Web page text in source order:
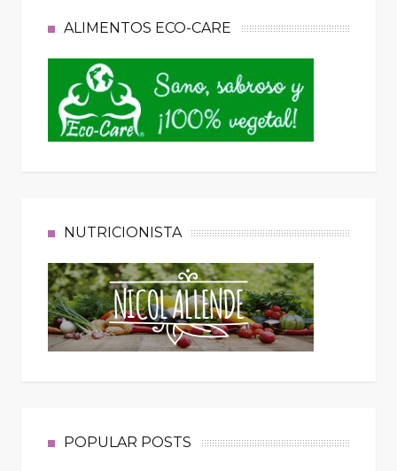
ALIMENTOS ECO-CARE
NUTRICIONISTA
POPULAR POSTS